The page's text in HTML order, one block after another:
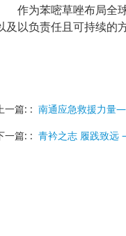
作为苯嘧草唑布局全
及以负责任且可持续的
上一篇: : 南通应急救援力量
一篇: : 青衿之志 履践致远